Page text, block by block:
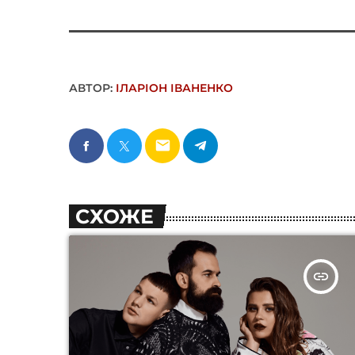
АВТОР: ІЛАРІОН ІВАНЕНКО
email
СХОЖЕ
insert_link